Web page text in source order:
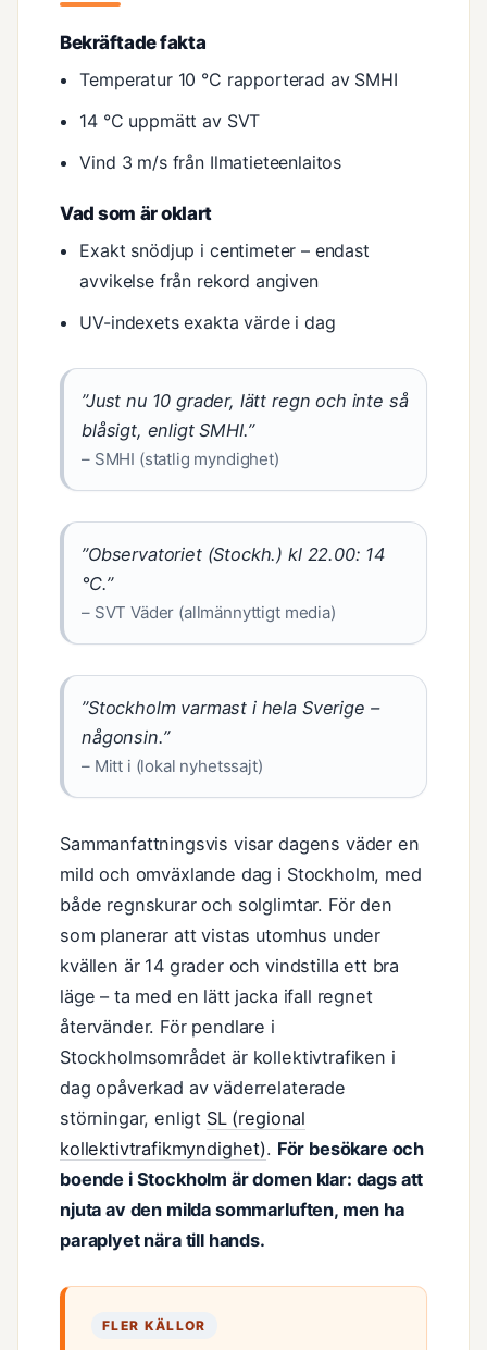
Bekräftade fakta
Temperatur 10 °C rapporterad av SMHI
14 °C uppmätt av SVT
Vind 3 m/s från Ilmatieteenlaitos
Vad som är oklart
Exakt snödjup i centimeter – endast
avvikelse från rekord angiven
UV-indexets exakta värde i dag
”Just nu 10 grader, lätt regn och inte så
blåsigt, enligt SMHI.”
– SMHI (statlig myndighet)
”Observatoriet (Stockh.) kl 22.00: 14
°C.”
– SVT Väder (allmännyttigt media)
”Stockholm varmast i hela Sverige –
någonsin.”
– Mitt i (lokal nyhetssajt)
Sammanfattningsvis visar dagens väder en
mild och omväxlande dag i Stockholm, med
både regnskurar och solglimtar. För den
som planerar att vistas utomhus under
kvällen är 14 grader och vindstilla ett bra
läge – ta med en lätt jacka ifall regnet
återvänder. För pendlare i
Stockholmsområdet är kollektivtrafiken i
dag opåverkad av väderrelaterade
störningar, enligt SL (regional
kollektivtrafikmyndighet). För besökare och
boende i Stockholm är domen klar: dags att
njuta av den milda sommarluften, men ha
paraplyet nära till hands.
FLER KÄLLOR